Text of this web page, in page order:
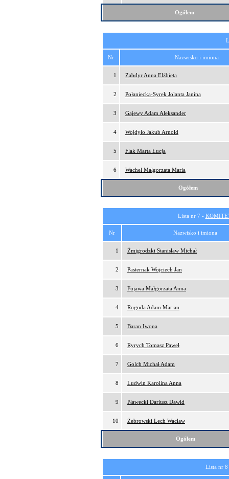
Ogółem
Nr Nazwisko i imiona
1 Zabdyr Anna Elżbieta
2 Połaniecka-Syrek Jolanta Janina
3 Gajewy Adam Aleksander
4 Wojdyło Jakub Arnold
5 Flak Marta Łucja
6 Wachel Małgorzata Maria
Ogółem
Lista nr 7 -
Nr Nazwisko i imiona
1 Żmigrodzki Stanisław Michał
2 Pasternak Wojciech Jan
3 Fujawa Małgorzata Anna
4 Rogoda Adam Marian
5 Baran Iwona
6 Ryrych Tomasz Paweł
7 Golch Michał Adam
8 Ludwin Karolina Anna
9 Pławecki Dariusz Dawid
10 Żebrowski Lech Wacław
Ogółem
Lista nr